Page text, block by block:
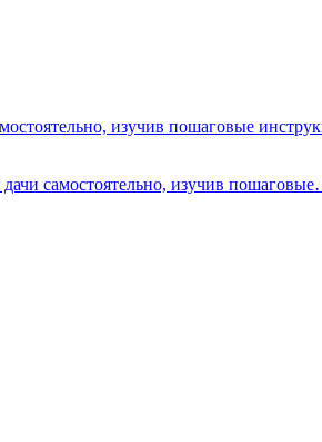
изучив пошаговые
самостоятельно, изучив